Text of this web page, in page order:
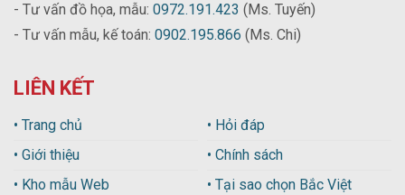
- Tư vấn đồ họa, mẫu: 0972.191.423 (Ms. Tuyến)
- Tư vấn mẫu, kế toán: 0902.195.866 (Ms. Chi)
LIÊN KẾT
• Trang chủ
• Giới thiệu
• Kho mẫu Web
• Hỏi đáp
• Chính sách
• Tại sao chọn Bắc Việt